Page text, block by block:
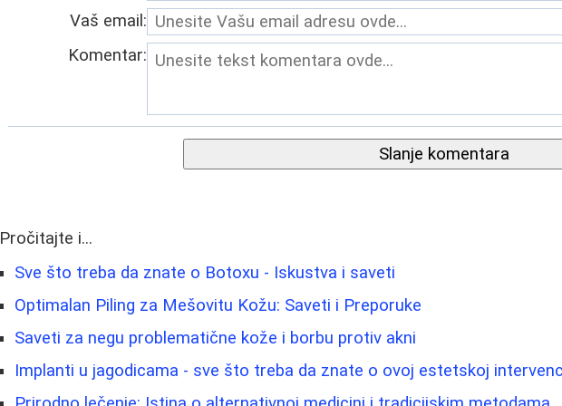
Vaš email:
Komentar:
Slanje komentara
Pročitajte i...
Sve što treba da znate o Botoxu - Iskustva i saveti
Optimalan Piling za Mešovitu Kožu: Saveti i Preporuke
Saveti za negu problematične kože i borbu protiv akni
Implanti u jagodicama - sve što treba da znate o ovoj estetskoj